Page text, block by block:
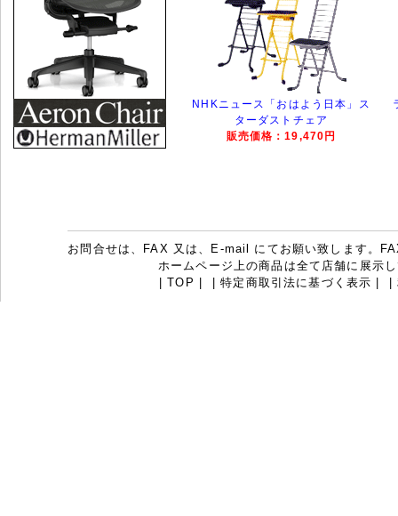
NHKニュース「おはよう日本」ス
ターダストチェア
販売価格：19,470円
お問合せは、FAX 又は、E-mail にてお願い致します。
ホームページ上の商品は全て店舗に展示
|TOP |特定商取引法に基づく表示 |